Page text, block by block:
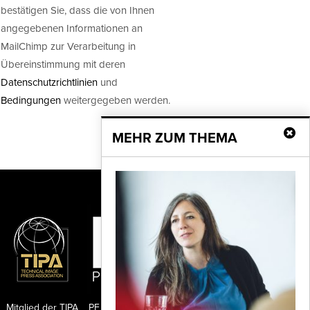
bestätigen Sie, dass die von Ihnen
angegebenen Informationen an
MailChimp zur Verarbeitung in
Übereinstimmung mit deren
Datenschutzrichtlinien und
Bedingungenweitergegeben werden.
MEHR ZUM THEMA
PF Publishing GmbH
Mitglied der TIPA